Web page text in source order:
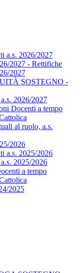
a.s. 2026/2027
2027 - Rettifiche
2027
SOSTEGNO -
2026/2027
Docenti a tempo
al ruolo, a.s.
2026
a.s. 2025/2026
2025/2026
a tempo
2025